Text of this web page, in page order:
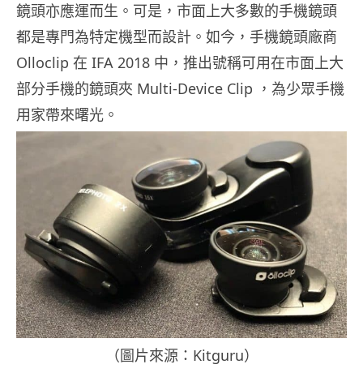
鏡頭亦應運而生。可是，市面上大多數的手機鏡頭
都是專門為特定機型而設計。如今，手機鏡頭廠商
Olloclip 在 IFA 2018 中，推出號稱可用在市面上大
部分手機的鏡頭夾 Multi-Device Clip ，為少眾手機
用家帶來曙光。
（圖片來源：Kitguru）